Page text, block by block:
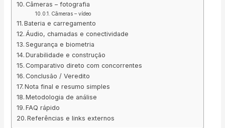
Câmeras – fotografia
Câmeras – vídeo
Bateria e carregamento
Áudio, chamadas e conectividade
Segurança e biometria
Durabilidade e construção
Comparativo direto com concorrentes
Conclusão / Veredito
Nota final e resumo simples
Metodologia de análise
FAQ rápido
Referências e links externos